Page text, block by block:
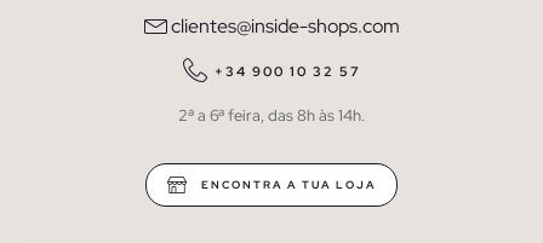
clientes@inside-shops.com
+34 900 10 32 57
2ª a 6ª feira, das 8h às 14h.
ENCONTRA A TUA LOJA